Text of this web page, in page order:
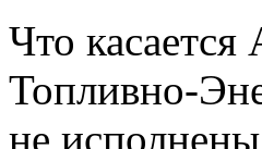
Что
Топливно-
не исполнены